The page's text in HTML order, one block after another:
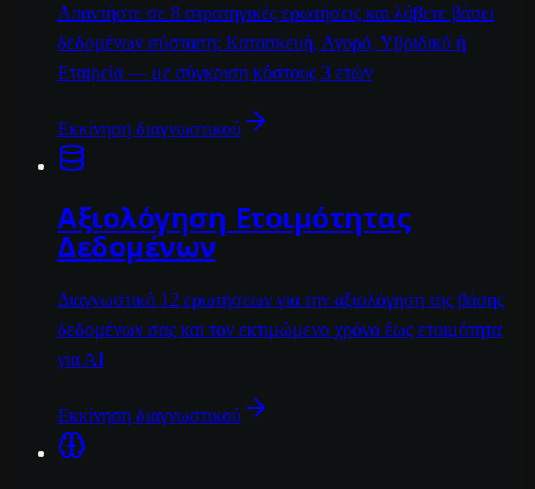
Απαντήστε σε 8 στρατηγικές ερωτήσεις και λάβετε βάσει
δεδομένων σύσταση: Κατασκευή, Αγορά, Υβριδικό ή
Εταιρεία — με σύγκριση κόστους 3 ετών
Εκκίνηση διαγνωστικού
Αξιολόγηση Ετοιμότητας
Δεδομένων
Διαγνωστικό 12 ερωτήσεων για την αξιολόγηση της βάσης
δεδομένων σας και τον εκτιμώμενο χρόνο έως ετοιμότητα
για ΑΙ
Εκκίνηση διαγνωστικού